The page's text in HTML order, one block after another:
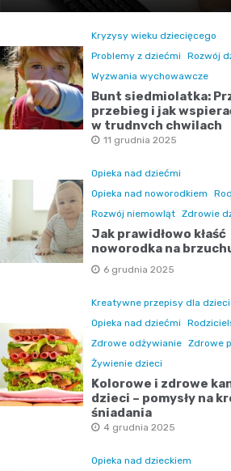
Kryzysy wieku dziecięcego
Problemy z dziećmi
Rozwój
Wyzwania wychowawcze
Bunt siedmiolatka:
przebieg i jak
w trudnych chwilach
11 grudnia 2025
Opieka nad dziećmi
Opieka nad noworodkiem
Rozwój niemowląt Zdrowie
Jak prawidłowo kłaść
noworodka na
6 grudnia 2025
Kreatywne przepisy dla dzieci
Opieka nad dziećmi
Zdrowe odżywianie Zdrowe
Żywienie dzieci
Kolorowe i zdrowe
dzieci – pomysły na
śniadania
4 grudnia 2025
Opieka nad dzieckiem